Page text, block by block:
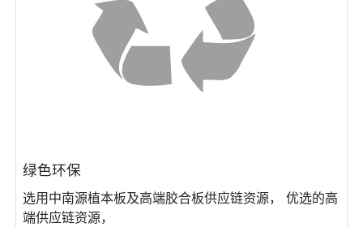
绿色环保
选⽤中南源植本板及⾼端胶合板供应链资源， 优选的⾼
端供应链资源，